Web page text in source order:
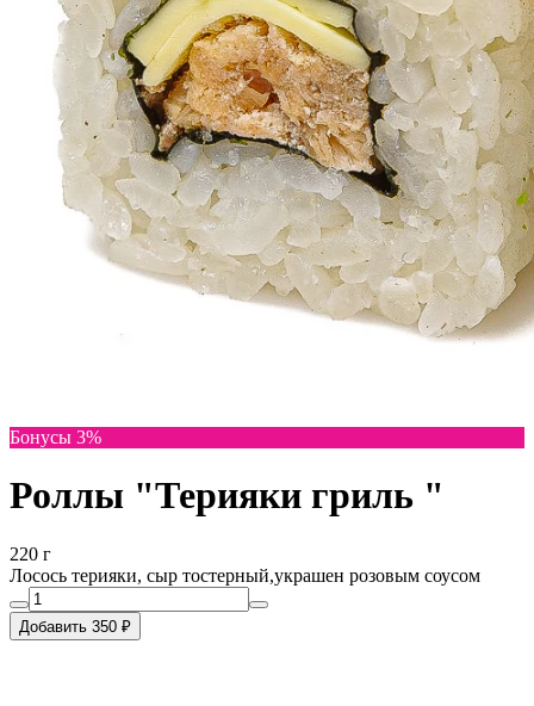
Бонусы 3%
Роллы "Терияки гриль "
220 г
Лосось терияки, сыр тостерный,украшен розовым соусом
Добавить 350 ₽